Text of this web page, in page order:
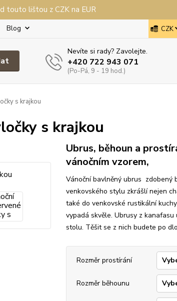
touto lištou z CZK na EUR
Blog CZK
Nevíte si rady? Zavolejte.
+420 722 943 071
(Po-Pá, 9 - 19 hod.)
s krajkou
s krajkou
Ubrus, běhoun a
vánočním vzorem,
Vánoční bavlněný ubrus zdobený
venkovského stylu zkrášlí nejen
také do venkovské rustikální
vypadá skvěle. Ubrusy z
stolu. Těšit se z nich budete po
Rozměr prostírání
Rozměr běhounu